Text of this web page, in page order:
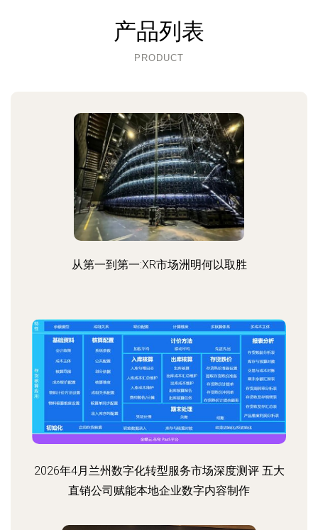
产品列表
PRODUCT
从第一到第一:XR市场洲明何以取胜
2026年4月兰州数字化转型服务市场深度测评 五大
直销公司赋能本地企业数字内容制作